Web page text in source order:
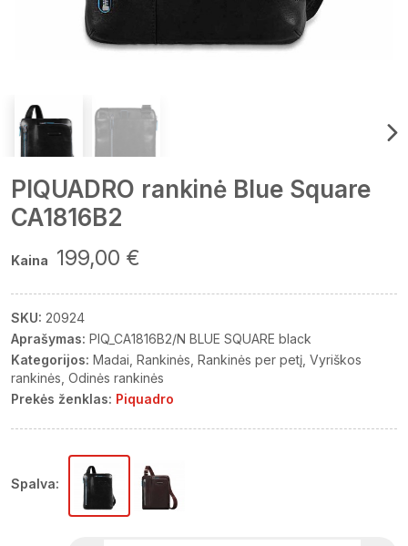
PIQUADRO rankinė Blue Square
CA1816B2
Kaina 199,00 €
SKU: 20924
Aprašymas: PIQ_CA1816B2/N BLUE SQUARE black
Kategorijos: Madai Rankinės Rankinės per petį Vyriškos
rankinės Odinės rankinės
Prekės ženklas: Piquadro
Spalva: